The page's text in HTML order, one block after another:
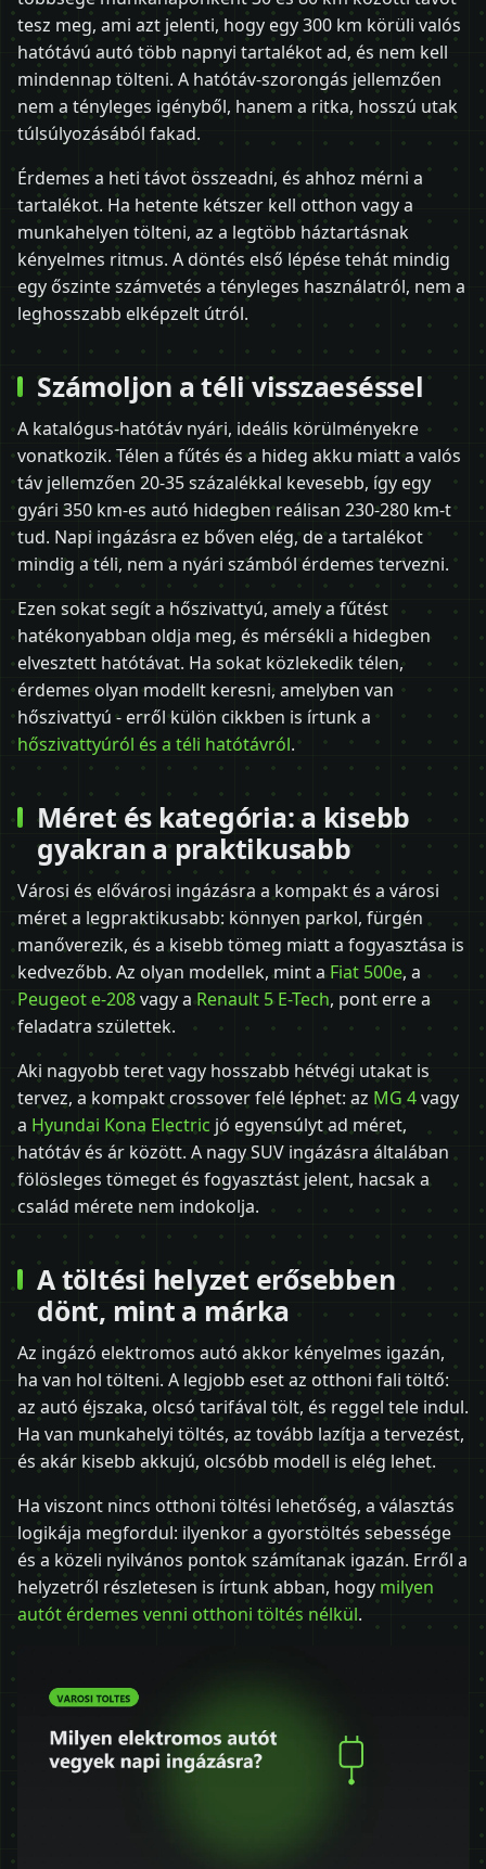
tesz meg, ami azt jelenti, hogy egy 300 km körüli valós
hatótávú autó több napnyi tartalékot ad, és nem kell
mindennap tölteni. A hatótáv-szorongás jellemzően
nem a tényleges igényből, hanem a ritka, hosszú utak
túlsúlyozásából fakad.
Érdemes a heti távot összeadni, és ahhoz mérni a
tartalékot. Ha hetente kétszer kell otthon vagy a
munkahelyen tölteni, az a legtöbb háztartásnak
kényelmes ritmus. A döntés első lépése tehát mindig
egy őszinte számvetés a tényleges használatról, nem a
leghosszabb elképzelt útról.
Számoljon a téli visszaeséssel
A katalógus-hatótáv nyári, ideális körülményekre
vonatkozik. Télen a fűtés és a hideg akku miatt a valós
táv jellemzően 20-35 százalékkal kevesebb, így egy
gyári 350 km-es autó hidegben reálisan 230-280 km-t
tud. Napi ingázásra ez bőven elég, de a tartalékot
mindig a téli, nem a nyári számból érdemes tervezni.
Ezen sokat segít a hőszivattyú, amely a fűtést
hatékonyabban oldja meg, és mérsékli a hidegben
elvesztett hatótávat. Ha sokat közlekedik télen,
érdemes olyan modellt keresni, amelyben van
hőszivattyú - erről külön cikkben is írtunk a
hőszivattyúról és a téli hatótávról.
Méret és kategória: a kisebb
gyakran a praktikusabb
Városi és elővárosi ingázásra a kompakt és a városi
méret a legpraktikusabb: könnyen parkol, fürgén
manőverezik, és a kisebb tömeg miatt a fogyasztása is
kedvezőbb. Az olyan modellek, mint aFiat 500e, a
Peugeot e-208vagy aRenault 5 E-Tech, pont erre a
feladatra születtek.
Aki nagyobb teret vagy hosszabb hétvégi utakat is
tervez, a kompakt crossover felé léphet: az MG 4vagy
a Hyundai Kona Electric jó egyensúlyt ad méret,
hatótáv és ár között. A nagy SUV ingázásra általában
fölösleges tömeget és fogyasztást jelent, hacsak a
család mérete nem indokolja.
A töltési helyzet erősebben
dönt, mint a márka
Az ingázó elektromos autó akkor kényelmes igazán,
ha van hol tölteni. A legjobb eset az otthoni fali töltő:
az autó éjszaka, olcsó tarifával tölt, és reggel tele indul.
Ha van munkahelyi töltés, az tovább lazítja a tervezést,
és akár kisebb akkujú, olcsóbb modell is elég lehet.
Ha viszont nincs otthoni töltési lehetőség, a választás
logikája megfordul: ilyenkor a gyorstöltés sebessége
és a közeli nyilvános pontok számítanak igazán. Erről a
helyzetről részletesen is írtunk abban, hogy milyen
autót érdemes venni otthoni töltés nélkül.